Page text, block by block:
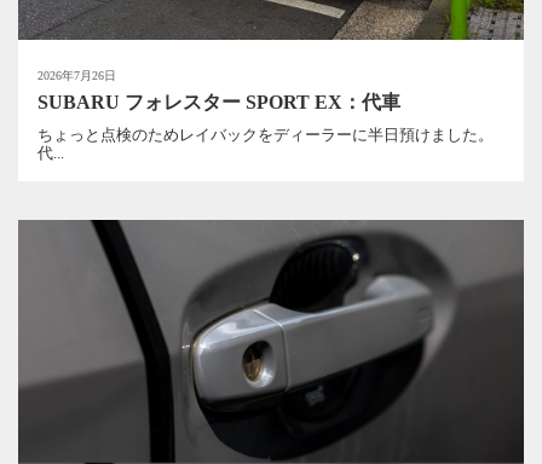
2026年7月26日
SUBARU フォレスター SPORT EX：代車
ちょっと点検のためレイバックをディーラーに半日預けました。
代...